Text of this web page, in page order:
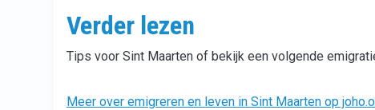
Verder lezen
Tips voor Sint Maarten of bekijk een volgende
Meer over emigreren en leven in Sint Maarten op